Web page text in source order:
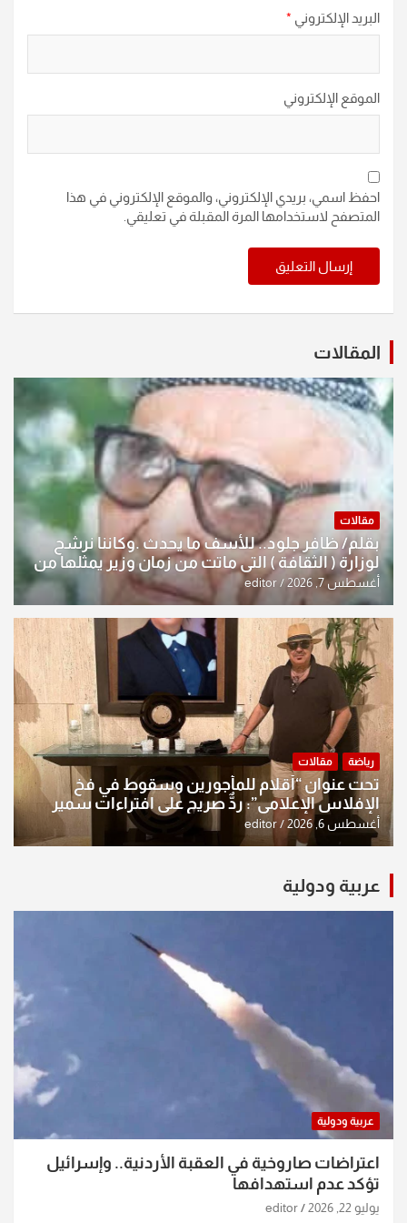
البريد الإلكتروني *
الموقع الإلكتروني
احفظ اسمي، بريدي الإلكتروني، والموقع الإلكتروني في هذا
المتصفح لاستخدامها المرة المقبلة في تعليقي.
المقالات
مقالات
بقلم/ ظافر جلود.. للأسف ما يحدث .وكاننا نرشح
لوزارة ( الثقافة ) التي ماتت من زمان وزير يمثلها من
النخبة والإرث العظيم للثقافة العراقية..
أغسطس 7, 2026 editor
رياضة مقالات
تحت عنوان “أقلام للمأجورين وسقوط في فخ
الإفلاس الإعلامي”: ردٌّ صريح على افتراءات سمير
الشكرجي
أغسطس 6, 2026 editor
عربية ودولية
عربية ودولية
اعتراضات صاروخية في العقبة الأردنية.. وإسرائيل
تؤكد عدم استهدافها
يوليو 22, 2026 editor